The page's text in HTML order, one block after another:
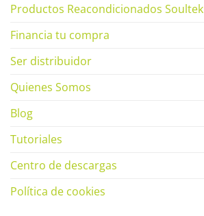
Productos Reacondicionados Soultek
Financia tu compra
Ser distribuidor
Quienes Somos
Blog
Tutoriales
Centro de descargas
Política de cookies